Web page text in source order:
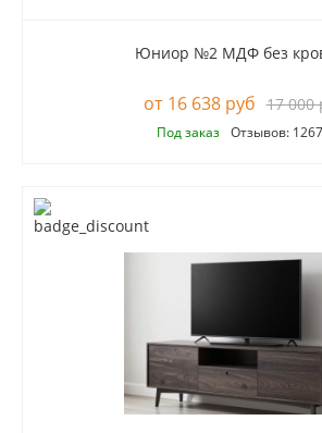
Юниор №2 МДФ без
16 638 руб 17 000
Под заказ Отзывов: